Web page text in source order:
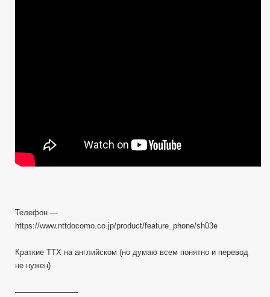
Телефон —
https://www.nttdocomo.co.jp/product/feature_phone/sh03e
Краткие ТТХ на английском (но думаю всем понятно и перевод
не нужен)
————————